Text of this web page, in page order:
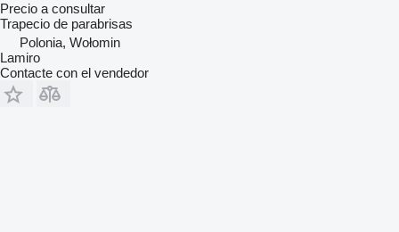
Precio a consultar
Trapecio de parabrisas
Polonia, Wołomin
Lamiro
Contacte con el vendedor